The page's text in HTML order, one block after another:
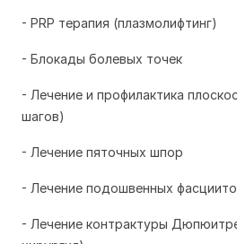
- PRP терапия (плазмолифтинг)
- Блокады болевых точек
- Лечение и профилактика
шагов)
- Лечение пяточных шпор
- Лечение подошвенных
- Лечение контрактуры